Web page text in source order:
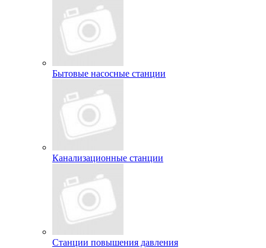
Бытовые насосные станции
Канализационные станции
Станции повышения давления